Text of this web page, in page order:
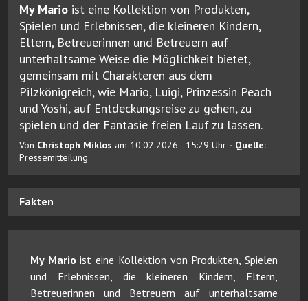
My Mario ist eine Kollektion von Produkten,
Spielen und Erlebnissen, die kleineren Kindern,
Eltern, Betreuerinnen und Betreuern auf
unterhaltsame Weise die Möglichkeit bietet,
gemeinsam mit Charakteren aus dem
Pilzkönigreich, wie Mario, Luigi, Prinzessin Peach
und Yoshi, auf Entdeckungsreise zu gehen, zu
spielen und der Fantasie freien Lauf zu lassen.
Von Christoph Miklos am 10.02.2026 - 15:29 Uhr - Quelle:
Pressemitteilung
Fakten
My Mario ist eine Kollektion von Produkten, Spielen
und Erlebnissen, die kleineren Kindern, Eltern,
Betreuerinnen und Betreuern auf unterhaltsame